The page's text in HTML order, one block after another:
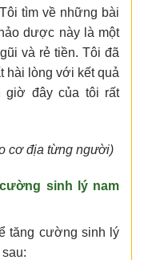
tìm về những bài
dược này là một
và rẻ tiền. Tôi đã
hài lòng với kết quả
giờ đây của tôi rất
cơ địa từng người)
sinh lý nam
tăng cường sinh lý